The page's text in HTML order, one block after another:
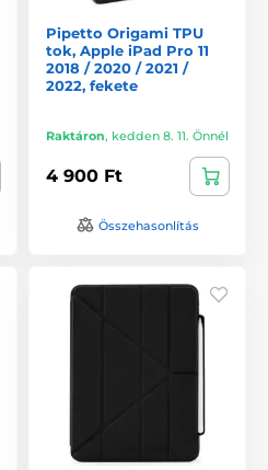
Pipetto Origami TPU
tok, Apple iPad Pro 11
2018 / 2020 / 2021 /
2022, fekete
Raktáron, kedden 8. 11. Önnél
4 900 Ft
Összehasonlítás